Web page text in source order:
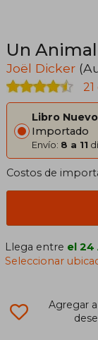
Un
Joël Dicker
Libro Nuevo
Importado
Envío: 8 a 11
Costos de
Llega entre el 24
Seleccionar
Agregar